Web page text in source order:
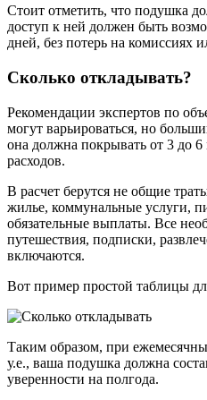
Стоит отметить, что подушка
доступ к ней должен быть
дней, без потерь на комиссиях
Сколько откладывать?
Рекомендации экспертов по
могут варьироваться, но
она должна покрывать от 3 до
расходов.
В расчет берутся не общие
жилье, коммунальные услуги,
обязательные выплаты. Все
путешествия, подписки,
включаются.
Вот пример простой таблицы
Таким образом, при
у.е., ваша подушка должна
уверенности на полгода.